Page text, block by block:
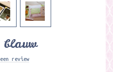
review